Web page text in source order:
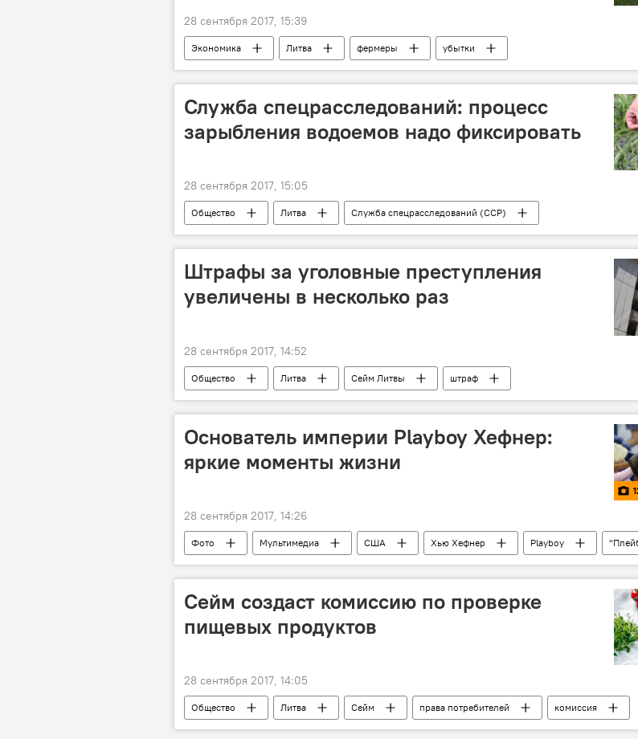
28 сентября 2017, 15:39
Экономика Литва фермеры убытки
Служба спецрасследований: процесс
зарыбления водоемов надо фиксировать
28 сентября 2017, 15:05
Общество Литва
Служба спецрасследований (ССР)
Служба рыбного хозяйства
зарыбление разведение рыбы
Штрафы за уголовные преступления
увеличены в несколько раз
28 сентября 2017, 14:52
Общество Литва Сейм Литвы штраф
Основатель империи Playboy Хефнер:
яркие моменты жизни
28 сентября 2017, 14:26
Фото Мультимедиа США Хью Хефнер Playboy
умер основатель Playboy Хью Хефнер
Сейм создаст комиссию по проверке
пищевых продуктов
28 сентября 2017, 14:05
Общество Литва Сейм права потребителей
комиссия
проверка качества